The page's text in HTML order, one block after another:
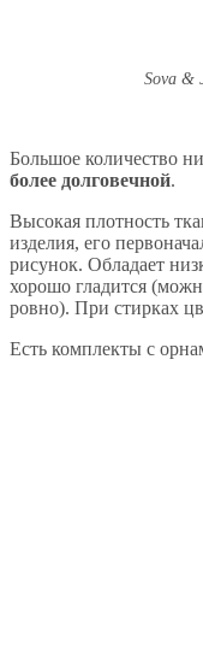
Sova &
Большое количество
более долговечной.
Высокая плотность
изделия, его
рисунок. Обладает
хорошо гладится
ровно). При стирках
Есть комплекты с